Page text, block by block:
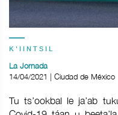
K'IINTSIL
La Jornada
14/04/2021 | Ciudad de México
Tu ts’ookbal le ja’ab